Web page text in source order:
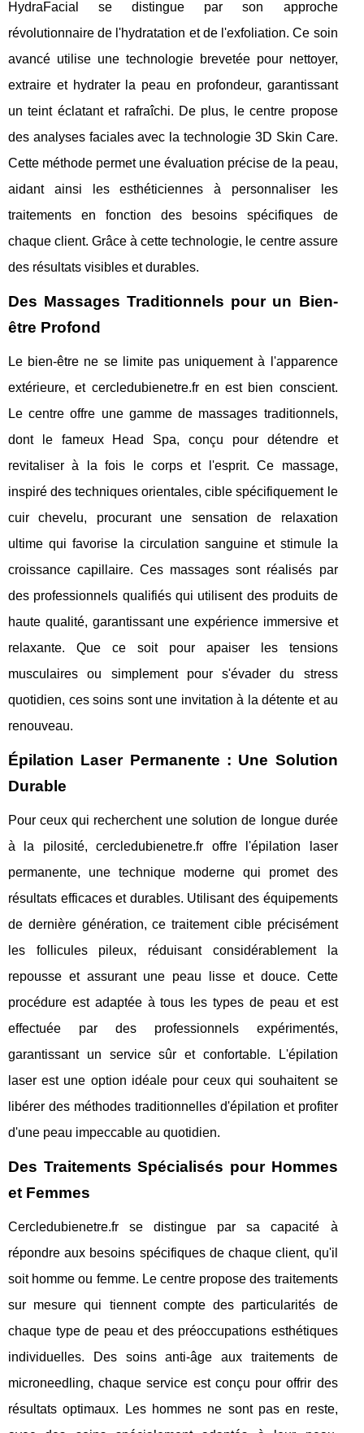
HydraFacial se distingue par son approche
révolutionnaire de l'hydratation et de l'exfoliation. Ce soin
avancé utilise une technologie brevetée pour nettoyer,
extraire et hydrater la peau en profondeur, garantissant
un teint éclatant et rafraîchi. De plus, le centre propose
des analyses faciales avec la technologie 3D Skin Care.
Cette méthode permet une évaluation précise de la peau,
aidant ainsi les esthéticiennes à personnaliser les
traitements en fonction des besoins spécifiques de
chaque client. Grâce à cette technologie, le centre assure
des résultats visibles et durables.
Des Massages Traditionnels pour un Bien-
être Profond
Le bien-être ne se limite pas uniquement à l'apparence
extérieure, et cercledubienetre.fr en est bien conscient.
Le centre offre une gamme de massages traditionnels,
dont le fameux Head Spa, conçu pour détendre et
revitaliser à la fois le corps et l'esprit. Ce massage,
inspiré des techniques orientales, cible spécifiquement le
cuir chevelu, procurant une sensation de relaxation
ultime qui favorise la circulation sanguine et stimule la
croissance capillaire. Ces massages sont réalisés par
des professionnels qualifiés qui utilisent des produits de
haute qualité, garantissant une expérience immersive et
relaxante. Que ce soit pour apaiser les tensions
musculaires ou simplement pour s'évader du stress
quotidien, ces soins sont une invitation à la détente et au
renouveau.
Épilation Laser Permanente : Une Solution
Durable
Pour ceux qui recherchent une solution de longue durée
à la pilosité, cercledubienetre.fr offre l'épilation laser
permanente, une technique moderne qui promet des
résultats efficaces et durables. Utilisant des équipements
de dernière génération, ce traitement cible précisément
les follicules pileux, réduisant considérablement la
repousse et assurant une peau lisse et douce. Cette
procédure est adaptée à tous les types de peau et est
effectuée par des professionnels expérimentés,
garantissant un service sûr et confortable. L'épilation
laser est une option idéale pour ceux qui souhaitent se
libérer des méthodes traditionnelles d'épilation et profiter
d'une peau impeccable au quotidien.
Des Traitements Spécialisés pour Hommes
et Femmes
Cercledubienetre.fr se distingue par sa capacité à
répondre aux besoins spécifiques de chaque client, qu'il
soit homme ou femme. Le centre propose des traitements
sur mesure qui tiennent compte des particularités de
chaque type de peau et des préoccupations esthétiques
individuelles. Des soins anti-âge aux traitements de
microneedling, chaque service est conçu pour offrir des
résultats optimaux. Les hommes ne sont pas en reste,